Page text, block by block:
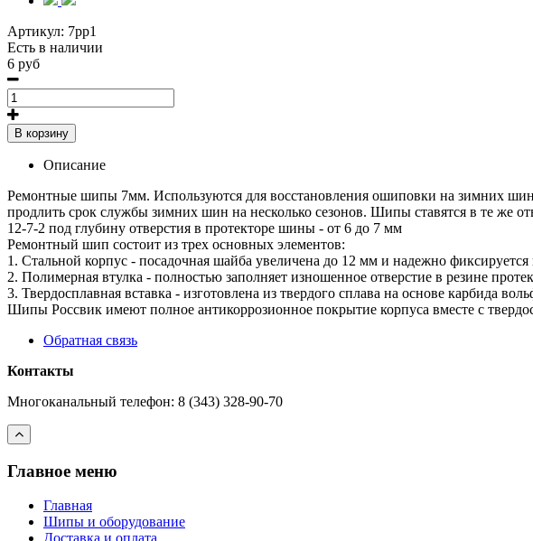
Артикул: 7рр1
Есть в наличии
6 руб
В корзину
Описание
Ремонтные шипы 7мм. Используются для восстановления ошиповки на зимних
продлить срок службы зимних шин на несколько сезонов. Шипы ставятся в те же
12-7-2 под глубину отверстия в протекторе шины - от 6 до 7 мм
Ремонтный шип состоит из трех основных элементов:
1. Стальной корпус - посадочная шайба увеличена до 12 мм и надежно
2. Полимерная втулка - полностью заполняет изношенное отверстие в резине
3. Твердосплавная вставка - изготовлена из твердого сплава на основе карбида
Шипы Россвик имеют полное антикоррозионное покрытие корпуса вместе с
Обратная связь
Контакты
Многоканальный телефон: 8 (343) 328-90-70
Главное меню
Главная
Шипы и оборудование